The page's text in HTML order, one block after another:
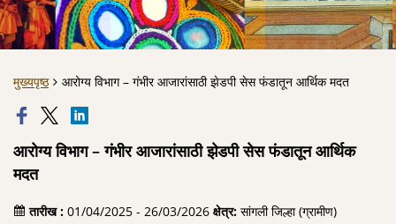
मुख्यपृष्ठ आरोग्य विभाग – गंभीर आजारांसाठी झेडपी सेस फंडातून आर्थिक मदत
आरोग्य विभाग – गंभीर आजारांसाठी झेडपी सेस फंडातून आर्थिक
मदत
तारीख : 01/04/2025 - 26/03/2026 क्षेत्र: सांगली जिल्हा (ग्रामीण)